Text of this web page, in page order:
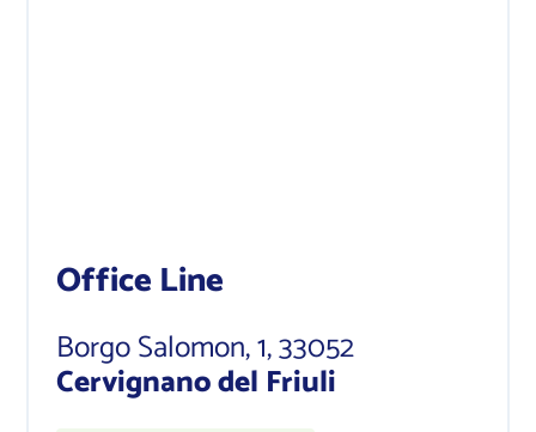
Office Line
Borgo Salomon, 1, 33052
Cervignano del Friuli